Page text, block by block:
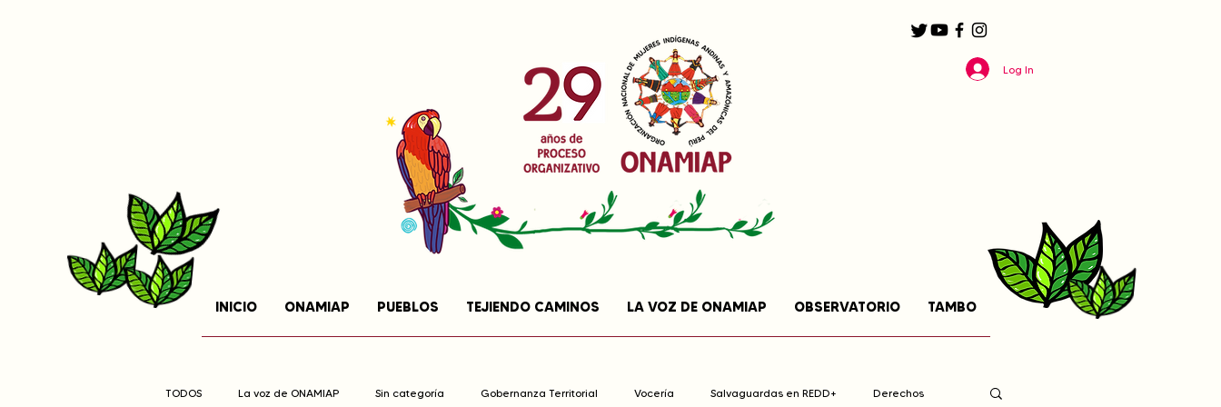
INICIO ONAMIAP PUEBLOS TEJIENDO CAMINOS LA VOZ DE ONAMIAP OBSERVATORIO TAMBO
Log In
TODOS La voz de ONAMIAP Sin categoría Gobernanza Territorial Vocería Salvaguardas en REDD+ Derechos